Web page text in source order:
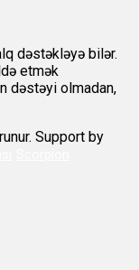
dəstəkləyə bilər.
etmək
dəstəyi olmadan,
Support by